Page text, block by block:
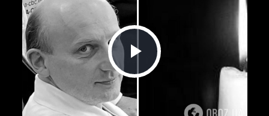
Play Video